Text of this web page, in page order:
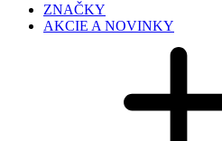
ZNAČKY
AKCIE A NOVINKY